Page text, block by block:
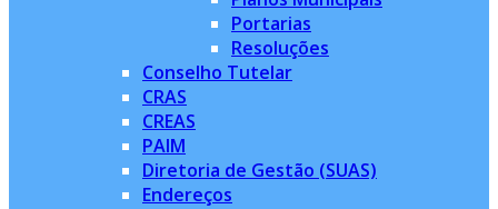
Portarias
Resoluções
Conselho Tutelar
CRAS
CREAS
PAIM
Diretoria de Gestão (SUAS)
Endereços